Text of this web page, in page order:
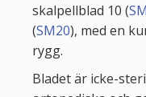
skalpellblad 10 (
(SM20), med en
rygg.
Bladet är icke-